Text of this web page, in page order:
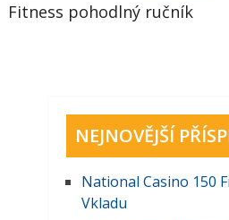
Fitness pohodlný ručník
NEJNOVĚJŠÍ
National Casino 150
Vkladu